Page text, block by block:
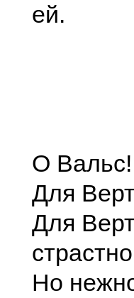
ей.
О
Для
Для
Но